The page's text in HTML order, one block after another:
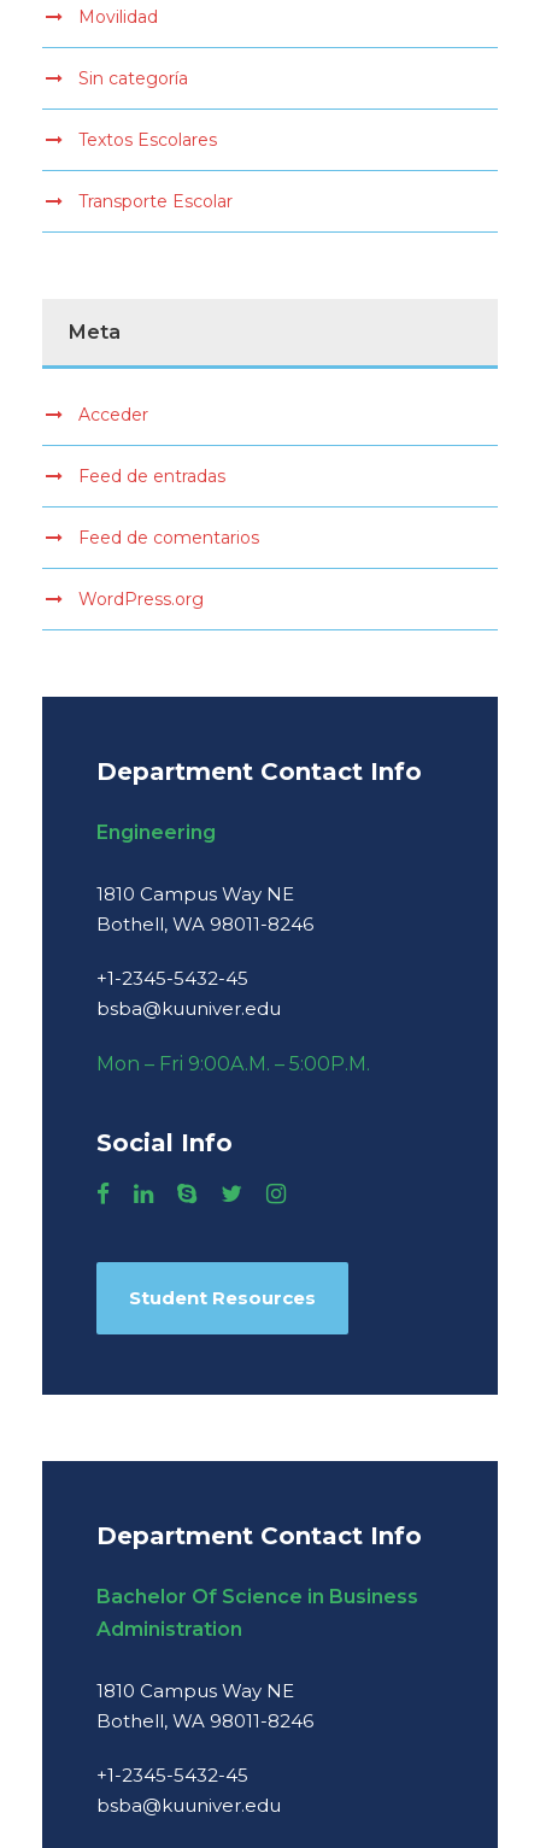
Movilidad
Sin categoría
Textos Escolares
Transporte Escolar
Meta
Acceder
Feed de entradas
Feed de comentarios
WordPress.org
Department Contact Info
Engineering
1810 Campus Way NE
Bothell, WA 98011-8246
+1-2345-5432-45
bsba@kuuniver.edu
Mon – Fri 9:00A.M. – 5:00P.M.
Social Info
Student Resources
Department Contact Info
Bachelor Of Science in Business
Administration
1810 Campus Way NE
Bothell, WA 98011-8246
+1-2345-5432-45
bsba@kuuniver.edu